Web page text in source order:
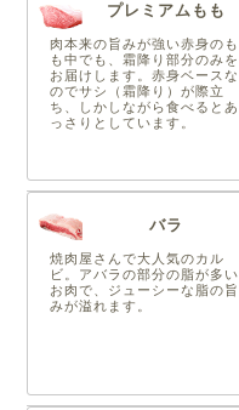
プレミアムもも
肉本来の旨みが強い赤身のも
も中でも、霜降り部分のみを
お届けします。赤身ベースな
のでサシ（霜降り）が際立
ち、しかしながら食べるとあ
っさりとしています。
バラ
焼肉屋さんで大人気のカル
ビ。アバラの部分の脂が多い
お肉で、ジューシーな脂の旨
みが溢れます。